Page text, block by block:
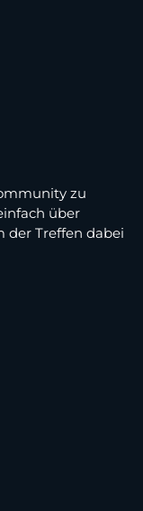
zu
über
der Treffen dabei